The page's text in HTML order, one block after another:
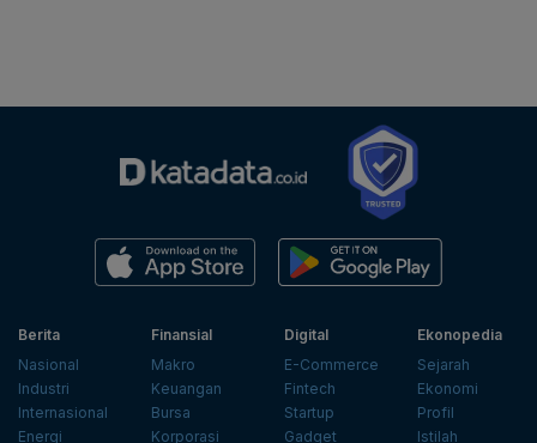
Berita
Nasional
Industri
Internasional
Energi
Finansial
Makro
Keuangan
Bursa
Korporasi
Digital
E-Commerce
Fintech
Startup
Gadget
Ekonopedia
Sejarah
Ekonomi
Profil
Istilah